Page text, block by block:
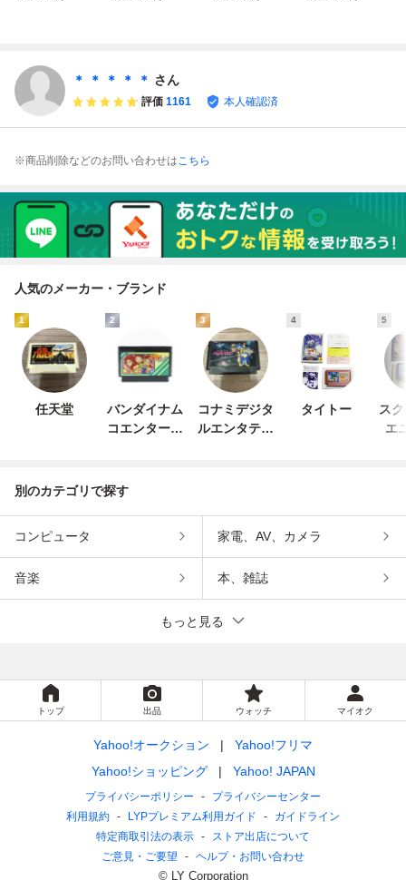
コンピュータ 13
ページ FC 1988
＊ ＊ ＊ ＊ ＊ さん
評価 1161 本人確認済
※商品削除などのお問い合わせはこちら
人気のメーカー・ブランド
1
任天堂
2
バンダイナム
コエンターテ
3
コナミデジタ
ルエンタテイ
4
タイトー
5
ス
エ
別のカテゴリで探す
コンピュータ 家電、AV、カメラ
音楽 本、雑誌
もっと見る
トップ 出品 ウォッチ マイオク
Yahoo!オークション
Yahoo!フリマ
Yahoo!ショッピング
Yahoo! JAPAN
プライバシーポリシー
プライバシーセンター
利用規約
LYPプレミアム利用ガイド
ガイドライン
特定商取引法の表示
ストア出店について
ご意見・ご要望
ヘルプ・お問い合わせ
© LY Corporation